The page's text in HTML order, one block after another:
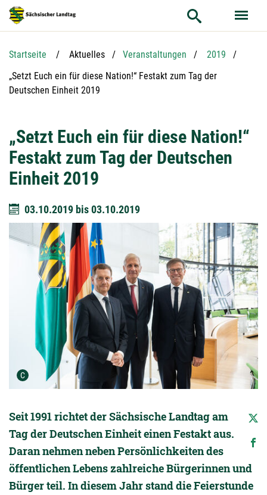
Hauptnavigation
Hauptinhalt
Service
Startseite Aktuelles Veranstaltungen
2019
Aktuelle Seite:
„Setzt Euch ein für diese Nation!“ Festakt zum Tag der
Deutschen Einheit 2019
„Setzt Euch ein für diese Nation!“
Festakt zum Tag der Deutschen
Einheit 2019
03.10.2019 bis03.10.2019
C Urheber der Grafik:
Seit 1991 richtet der Sächsische Landtag am
Tag der Deutschen Einheit einen Festakt aus.
Daran nehmen neben Persönlichkeiten des
öffentlichen Lebens zahlreiche Bürgerinnen und
Bürger teil. In diesem Jahr stand die Feierstunde